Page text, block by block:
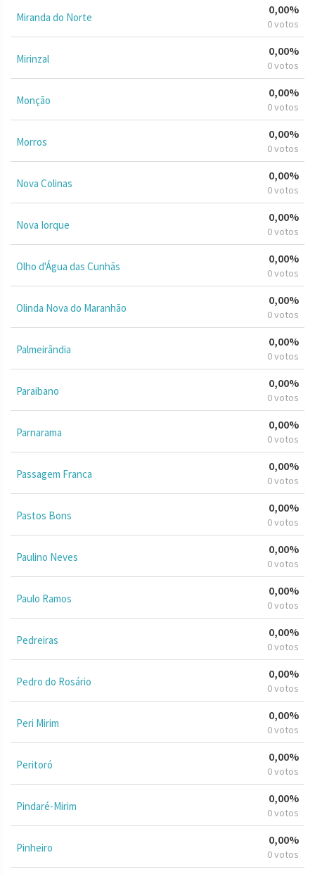
Miranda do Norte
0,00%
0 votos
Mirinzal
0,00%
0 votos
Monção
0,00%
0 votos
Morros
0,00%
0 votos
Nova Colinas
0,00%
0 votos
Nova Iorque
0,00%
0 votos
Olho d'Água das Cunhãs
0,00%
0 votos
Olinda Nova do Maranhão
0,00%
0 votos
Palmeirândia
0,00%
0 votos
Paraibano
0,00%
0 votos
Parnarama
0,00%
0 votos
Passagem Franca
0,00%
0 votos
Pastos Bons
0,00%
0 votos
Paulino Neves
0,00%
0 votos
Paulo Ramos
0,00%
0 votos
Pedreiras
0,00%
0 votos
Pedro do Rosário
0,00%
0 votos
Peri Mirim
0,00%
0 votos
Peritoró
0,00%
0 votos
Pindaré-Mirim
0,00%
0 votos
Pinheiro
0,00%
0 votos